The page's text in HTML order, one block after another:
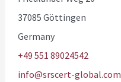
37085 Göttingen
Germany
+49 551 89024542
info@srscert-global.com